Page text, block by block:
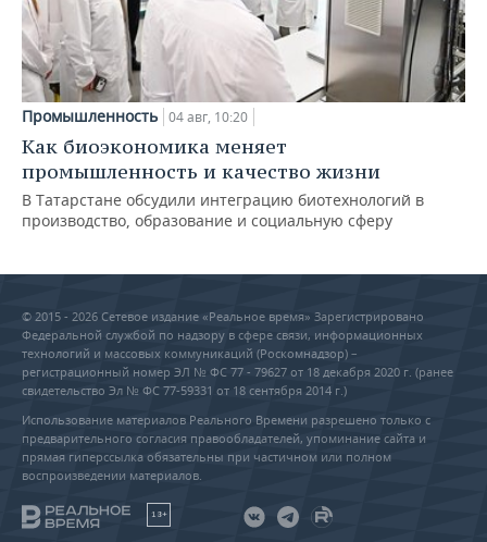
Промышленность 04 авг, 10:20
Как биоэкономика меняет
промышленность и качество жизни
В Татарстане обсудили интеграцию биотехнологий в
производство, образование и социальную сферу
© 2015 - 2026 Сетевое издание «Реальное время» Зарегистрировано
Федеральной службой по надзору в сфере связи, информационных
технологий и массовых коммуникаций (Роскомнадзор) –
регистрационный номер ЭЛ № ФС 77 - 79627 от 18 декабря 2020 г. (ранее
свидетельство Эл № ФС 77-59331 от 18 сентября 2014 г.)
Использование материалов Реального Времени разрешено только с
предварительного согласия правообладателей, упоминание сайта и
прямая гиперссылка обязательны при частичном или полном
воспроизведении материалов.
18+